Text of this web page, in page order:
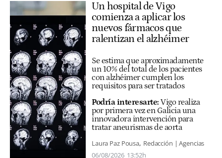
Un hospital de Vigo
comienza a aplicar los
nuevos fármacos que
ralentizan el alzhéimer
Se estima que aproximadamente
un 10% del total de los pacientes
con alzhéimer cumplen los
requisitos para ser tratados
Podría interesarte: Vigo realiza
por primera vez en Galicia una
innovadora intervención para
tratar aneurismas de aorta
Laura Paz Pousa Redacción | Agencias
06/08/2026 13:52h